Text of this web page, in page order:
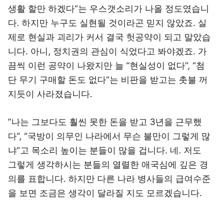
생활 할만 하겠다”는 우스갯소리가 나올 정도였습니
다. 하지만 누구도 실현될 것이라곤 믿지 않았죠. 실
제로 현실과 괴리가 커서 결국 헛공약이 되고 말았습
니다. 아니, 정치권의 관심이 식었다고 봐야겠죠. 가
끔씩 이런 공약이 나왔지만 늘 “현실성이 없다”, “첨
단 무기 구매할 돈도 없다”는 비판을 받고는 촛불 꺼
지듯이 사라졌습니다.
”나는 그보다도 훨씬 못한 돈을 받고 3년을 근무했
다”, “국방이 의무인 나라에서 무슨 불만이 그렇게 많
냐”고 목소리 높이는 분들이 많을 겁니다. 네. 저도
그렇게 생각하시는 분들의 열렬한 애국심에 깊은 경
의를 표합니다. 하지만 다른 나라 병사들의 급여수준
을 보면 조금은 생각이 달라질 지도 모르겠습니다.